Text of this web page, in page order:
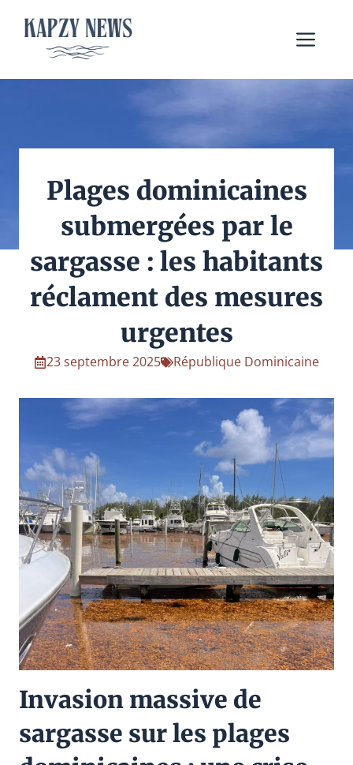
contenu
Plages dominicaines
submergées par le
sargasse : les habitants
réclament des mesures
urgentes
23 septembre 2025 République Dominicaine
Invasion massive de
sargasse sur les plages